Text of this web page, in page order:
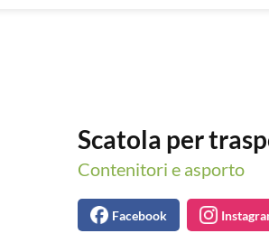
Scatola per
Contenitori e asporto
Facebook